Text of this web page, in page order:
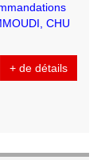
CHU
+ de détails